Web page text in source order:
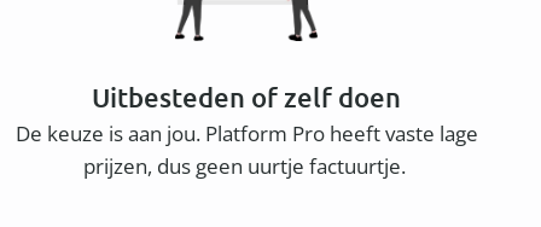
Uitbesteden of zelf doen
De keuze is aan jou. Platform Pro heeft vaste lage
prijzen, dus geen uurtje factuurtje.